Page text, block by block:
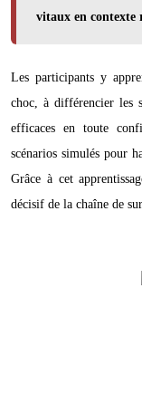
vitaux en contexte
Les participants y
choc, à différencier les
efficaces en toute
scénarios simulés pour
Grâce à cet
décisif de la chaîne de